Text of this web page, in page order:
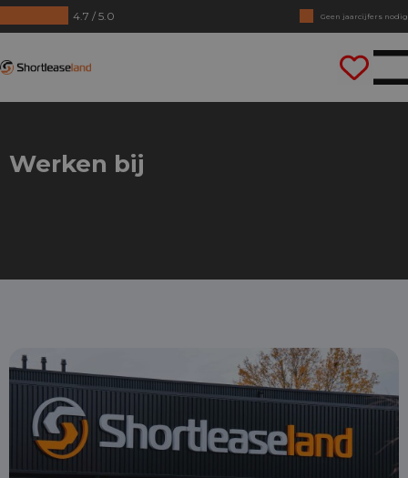
4.7 / 5.0
Geen jaarcijfers nodig
Direct rijden
Werken bij